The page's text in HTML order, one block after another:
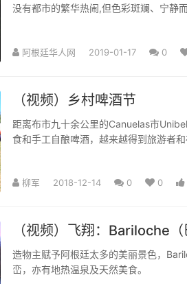
没有都市的繁华热闹,但色彩斑斓、宁静
阿根廷华人网 2019-01-17 0
（视频）乡村啤酒节
距离布市九十余公里的Canuelas市
食和手工自酿啤酒，越来越得到旅游者和
柳军 2018-12-14 0 0
（视频）飞翔：Bariloche（
造物主赋予阿根廷太多的美丽景色，
峦，亦有地热温泉及天然美食。